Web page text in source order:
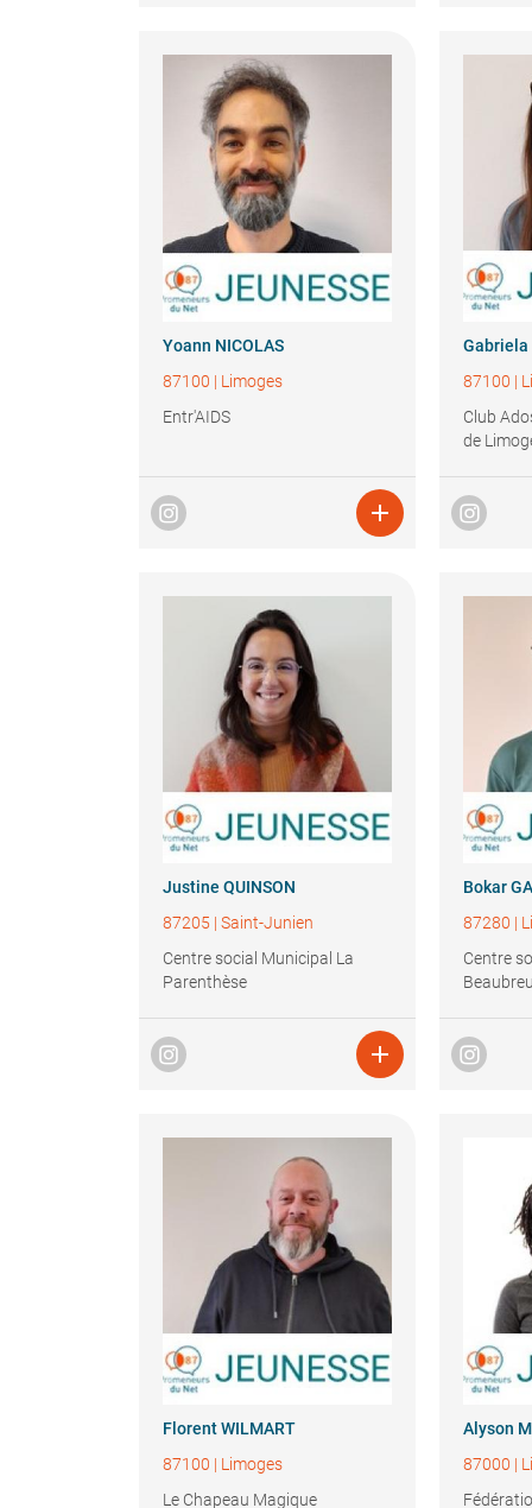
Yoann NICOLAS
87100 | Limoges
Entr'AIDS

Gabriela
87100 |
Club
de
Justine QUINSON
87205 | Saint-Junien
Centre social Municipal La
Parenthèse

Bokar
87280 |
Centre
FlorentWILMART
87100 | Limoges
Le Chapeau Magique
Alyson
87000 |